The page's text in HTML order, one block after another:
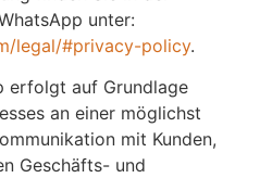
unter:
legal/#privacy-policy.
erfolgt auf Grundlage
an einer möglichst
mit Kunden,
Geschäfts- und